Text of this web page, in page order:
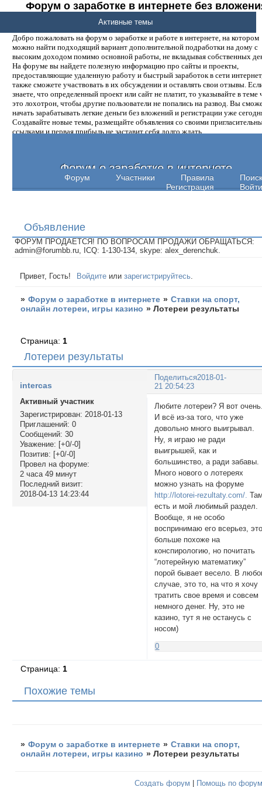
Форум о заработке в интернете без
денег.
Добро пожаловать на форум о заработке и работе в интернете, на котором
можно найти подходящий вариант дополнительной подработки на дому с
высоким доходом помимо основной работы, не вкладывая собственных
На форуме вы найдете полезную информацию про сайты и проекты,
предоставляющие удаленную работу и быстрый заработок в сети
также сможете участвовать в их обсуждении и оставлять свои отзывы.
знаете, что определенный проект или сайт не платит, то указывайте в теме
это лохотрон, чтобы другие пользователи не попались на развод. Вы
начать зарабатывать легкие деньги без вложений и регистрации уже
Создавайте новые темы, размещайте объявления со своими
ссылками и первая прибыль не заставит себя долго ждать.
Форум о заработке в интернете
Форум Участники Правила
Поиск
Регистрация
Войти
Активные темы
Объявление
ФОРУМ ПРОДАЕТСЯ! ПО ВОПРОСАМ ПРОДАЖИ ОБРАЩАТЬСЯ:
admin@forumbb.ru, ICQ: 1-130-134, skype: alex_derenchuk.
Привет, Гость! Войдите илизарегистрируйтесь
» Форум о заработке в интернете » Ставки на спорт,
онлайн лотереи, игры казино »Лотереи результаты
Лотереи результаты
Страница: 1
Поделиться2018-01-
21 20:54:23
intercas
Активный участник
Зарегистрирован: 2018-01-13
Приглашений: 0
Сообщений: 30
Уважение: [+0/-0]
Позитив: [+0/-0]
Провел на форуме:
2 часа 49 минут
Последний визит:
2018-04-13 14:23:44
Любите лотереи? Я вот
И всё из-за того, что уже
довольно много выигрывал.
Ну, я играю не ради
выигрышей, как и
большинство, а ради забавы.
Много нового о лотереях
можно узнать на форуме
http://lotorei-rezultaty.com/.
есть и мой любимый раздел.
Вообще, я не особо
воспринимаю его всерьез,
больше похоже на
конспирологию, но почитать
“лотерейную математику”
порой бывает весело. В
случае, это то, на что я хочу
тратить свое время и совсем
немного денег. Ну, это не
казино, тут я не останусь с
носом)
0
Страница: 1
Похожие темы
» Форум о заработке в интернете » Ставки на спорт,
онлайн лотереи, игры казино »Лотереи результаты
Создать форум | Помощь по